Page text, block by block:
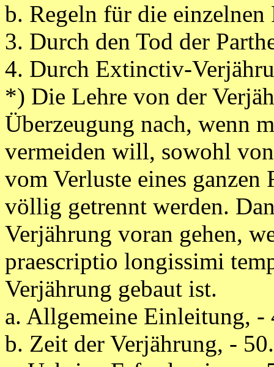
b. Regeln für die einzelnen
3. Durch den Tod der
4. Durch Extinctiv-
*) Die Lehre von der
Überzeugung nach, wenn
vermeiden will, sowohl
vom Verluste eines
völlig getrennt werden.
Verjährung voran gehen,
praescriptio longissimi
Verjährung gebaut ist.
a. Allgemeine Einleitung, -
b. Zeit der Verjährung, - 50.